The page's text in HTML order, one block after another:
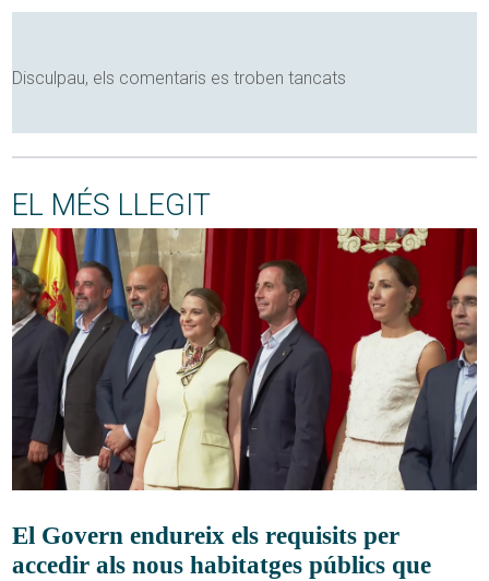
Disculpau, els comentaris es troben tancats
EL MÉS LLEGIT
El Govern endureix els requisits per
accedir als nous habitatges públics que